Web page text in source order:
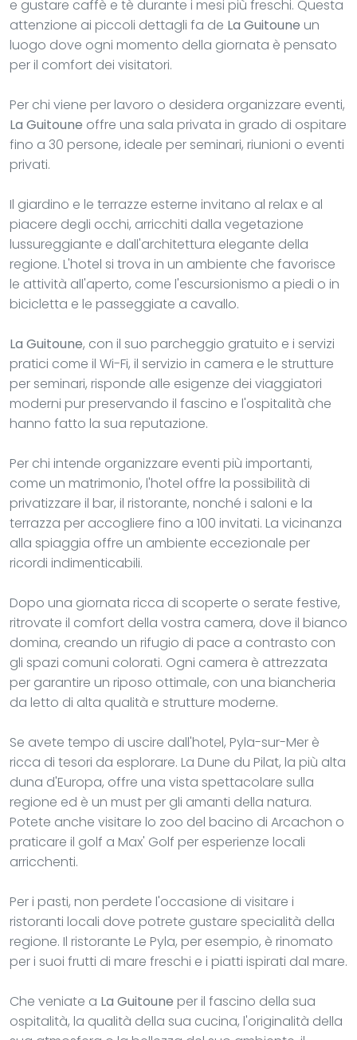
e gustare caffè e tè durante i mesi più freschi. Questa
attenzione ai piccoli dettagli fa de La Guitoune un
luogo dove ogni momento della giornata è pensato
per il comfort dei visitatori.
Per chi viene per lavoro o desidera organizzare eventi,
La Guitoune offre una sala privata in grado di ospitare
fino a 30 persone, ideale per seminari, riunioni o eventi
privati.
Il giardino e le terrazze esterne invitano al relax e al
piacere degli occhi, arricchiti dalla vegetazione
lussureggiante e dall'architettura elegante della
regione. L'hotel si trova in un ambiente che favorisce
le attività all'aperto, come l'escursionismo a piedi o in
bicicletta e le passeggiate a cavallo.
La Guitoune, con il suo parcheggio gratuito e i servizi
pratici come il Wi-Fi, il servizio in camera e le strutture
per seminari, risponde alle esigenze dei viaggiatori
moderni pur preservando il fascino e l'ospitalità che
hanno fatto la sua reputazione.
Per chi intende organizzare eventi più importanti,
come un matrimonio, l'hotel offre la possibilità di
privatizzare il bar, il ristorante, nonché i saloni e la
terrazza per accogliere fino a 100 invitati. La vicinanza
alla spiaggia offre un ambiente eccezionale per
ricordi indimenticabili.
Dopo una giornata ricca di scoperte o serate festive,
ritrovate il comfort della vostra camera, dove il bianco
domina, creando un rifugio di pace a contrasto con
gli spazi comuni colorati. Ogni camera è attrezzata
per garantire un riposo ottimale, con una biancheria
da letto di alta qualità e strutture moderne.
Se avete tempo di uscire dall'hotel, Pyla-sur-Mer è
ricca di tesori da esplorare. La Dune du Pilat, la più alta
duna d'Europa, offre una vista spettacolare sulla
regione ed è un must per gli amanti della natura.
Potete anche visitare lo zoo del bacino di Arcachon o
praticare il golf a Max' Golf per esperienze locali
arricchenti.
Per i pasti, non perdete l'occasione di visitare i
ristoranti locali dove potrete gustare specialità della
regione. Il ristorante Le Pyla, per esempio, è rinomato
per i suoi frutti di mare freschi e i piatti ispirati dal mare.
Che veniate a La Guitoune per il fascino della sua
ospitalità, la qualità della sua cucina, l'originalità della